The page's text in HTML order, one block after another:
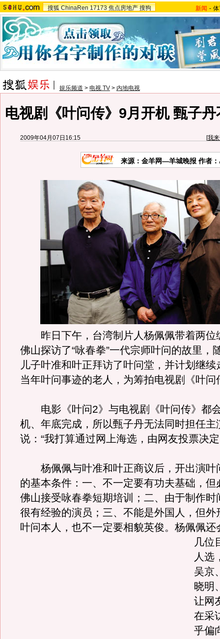
搜狐 ChinaRen 17173 焦点房地产 搜狗 新闻 -
娱乐频道 > 电视 TV > 内地电视
电视剧《叶问传》9月开机 甄子
2009年04月07日16:15 [我
来源：金羊网—羊城晚报 作者
昨日下午，台湾制片人杨佩佩带着两位
佛山探访了“咏春拳”一代宗师叶问的故里，
儿子叶准和叶正拜访了叶问堂，并计划继续
当年叶问事迹的老人，为筹拍电视剧《叶问
电影《叶问2》与电视剧《叶问传》都
机、年底完成，所以甄子丹无法同时担任主
说：“我打算通过网上海选，由网友投票决定
杨佩佩与叶准和叶正商议后，开出演叶
的基本条件：一、不一定要有功夫基础，但
佛山接受咏春拳短期培训；二、由于制作时
很有经验的演员；三、不能是外国人，但外
叶问本人，也不一定要相貌英俊。 杨佩佩还
几位
人选
吴京
晓明
让网
在采
乎偏